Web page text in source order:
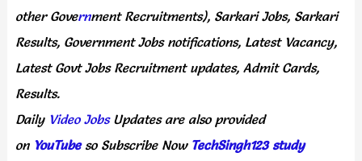
other Government Recruitments), Sarkari Jobs, Sarkari
Results, Government Jobs notifications, Latest Vacancy,
Latest Govt Jobs Recruitment updates, Admit Cards,
Results.
Daily Video JobsUpdates are also provided
on YouTubeso Subscribe Now TechSingh123 study